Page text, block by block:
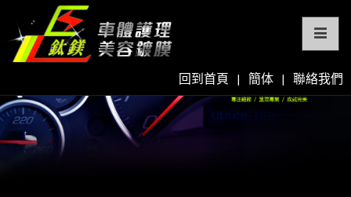
回到首頁 | 簡体 | 聯絡我們